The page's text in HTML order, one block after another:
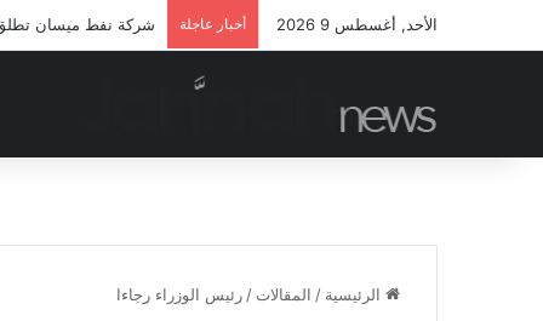
الأحد, أغسطس 9 2026 أخبار عاجلة شركة نفط ميسان تطلق
الرئيسية / المقالات / رئيس الوزراء رجاءا